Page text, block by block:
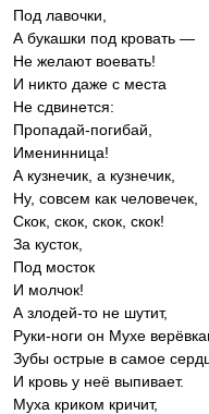
Под лавочки,
А букашки под кровать —
Не желают воевать!
И никто даже с места
Не сдвинется:
Пропадай-погибай,
Именинница!
А кузнечик, а кузнечик,
Ну, совсем как человечек,
Скок, скок, скок, скок!
За кусток,
Под мосток
И молчок!
А злодей-то не шутит,
Руки-ноги он Мухе
Зубы острые в самое
И кровь у неё выпивает.
Муха криком кричит,